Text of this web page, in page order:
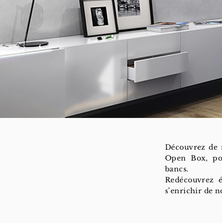
Découvrez
Open Box,
bancs.
Redécouvrez
s’enrichir de